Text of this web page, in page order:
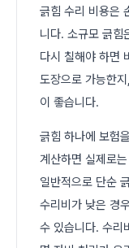
긁힘 수리 비용은
니다. 소규모 긁힘
다시 칠해야 하면
도장으로 가능한
이 좋습니다.
긁힘 하나에 보험
계산하면 실제로
일반적으로 단순
수리비가 낮은 경
수 있습니다. 수리